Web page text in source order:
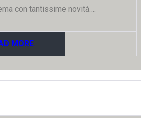
con tantissime novità….
MORE